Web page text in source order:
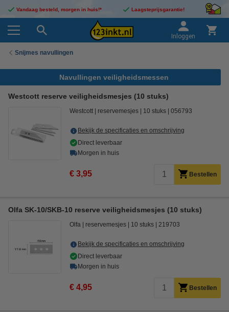
Vandaag besteld, morgen in huis!* Laagsteprijsgarantie!
Inloggen
Snijmes navullingen
Navullingen veiligheidsmessen
Westcott reserve veiligheidsmesjes (10 stuks)
Westcott reservemesjes 10 stuks 056793
Bekijk de specificaties en omschrijving
Direct leverbaar
Morgen in huis
€ 3,95 Bestellen
Olfa SK-10/SKB-10 reserve veiligheidsmesjes (10 stuks)
Olfa reservemesjes 10 stuks 219703
Bekijk de specificaties en omschrijving
Direct leverbaar
Morgen in huis
€ 4,95 Bestellen